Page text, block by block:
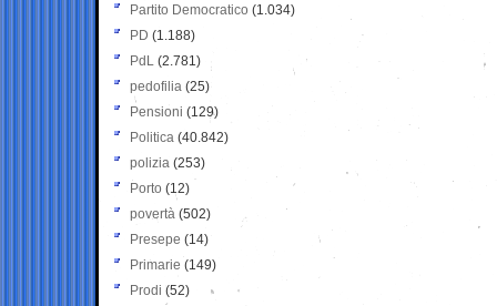
Partito Democratico (1.034)
PD (1.188)
PdL (2.781)
pedofilia (25)
Pensioni (129)
Politica (40.842)
polizia (253)
Porto (12)
povertà (502)
Presepe (14)
Primarie (149)
Prodi (52)